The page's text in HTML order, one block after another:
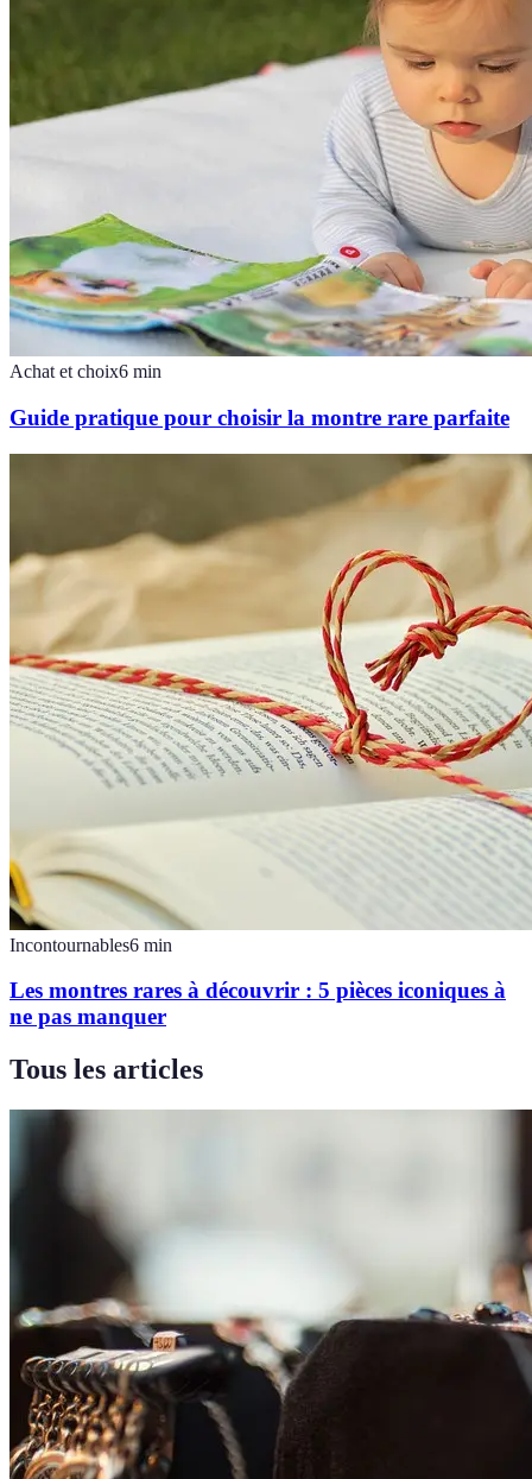
Achat et choix6 min
Guide pratique pour choisir la montre rare parfaite
Incontournables6 min
Les montres rares à découvrir : 5 pièces iconiques à
ne pas manquer
Tous les articles